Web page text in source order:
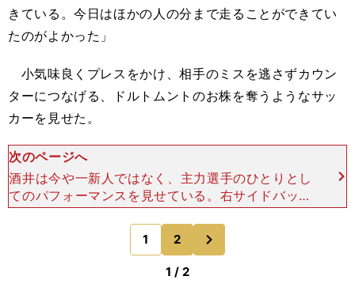
きている。今日はほかの人の分まで走ることができてい
たのがよかった」
小気味良くプレスをかけ、相手のミスを逃さずカウン
ターにつなげる、ドルトムントのお株を奪うようなサッ
カーを見せた。
次のページへ
酒井は今や一新人ではなく、主力選手のひとりとし
てのパフォーマンスを見せている。右サイドバック
で起点となり、攻撃の組み立てに参加するのはもち
ろん、幾度となくドルトムント自慢のサイド攻撃を
食い止めていた。
1 2
1 / 2